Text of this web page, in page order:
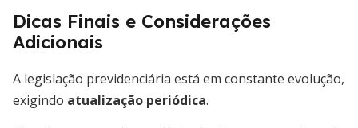
Dicas Finais e Considerações
Adicionais
A legislação previdenciária está em constante evolução,
exigindo atualização periódica.